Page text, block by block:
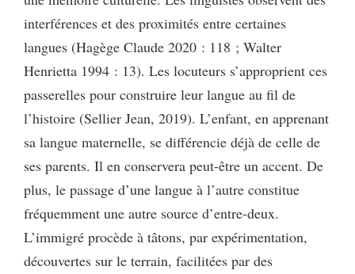
interférences et des proximités entre certaines
langues (Hagège Claude 2020 : 118 ; Walter
Henrietta 1994 : 13). Les locuteurs s’approprient ces
passerelles pour construire leur langue au fil de
l’histoire (Sellier Jean, 2019). L’enfant, en apprenant
sa langue maternelle, se différencie déjà de celle de
ses parents. Il en conservera peut-être un accent. De
plus, le passage d’une langue à l’autre constitue
fréquemment une autre source d’entre-deux.
L’immigré procède à tâtons, par expérimentation,
découvertes sur le terrain, facilitées par des